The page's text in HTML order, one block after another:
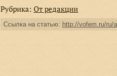
Рубрика: От редакции
Ссылка на статью: http://vofem.ru/ru/